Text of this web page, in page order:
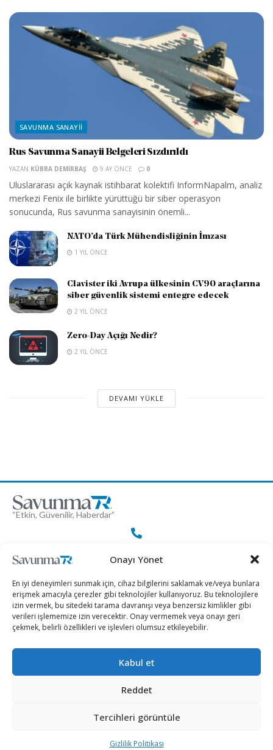
Onayı Yönet
En iyi deneyimleri sunmak için, cihaz bilgilerini saklamak ve/veya bunlara
erişmek amacıyla çerezler gibi teknolojiler kullanıyoruz. Bu teknolojilere
izin vermek, bu sitedeki tarama davranışı veya benzersiz kimlikler gibi
verileri işlememize izin verecektir. Onay vermemek veya onayı geri
çekmek, belirli özellikleri ve işlevleri olumsuz etkileyebilir.
Kabul et
Reddet
Tercihleri görüntüle
Gizlilik Politikası
SAVUNMA SANAYII
Rus Savunma Sanayii Belgeleri Sızdırıldı
YAZAN KÜBRA DEMIRBAŞ 9 AY ÖNCE 0
Uluslararası açık kaynak istihbarat kolektifi InformNapalm, analiz
merkezi Fenix ile birlikte yürüttüğü bir siber operasyon
sonucunda, Rus savunma sanayisinin önemli...
NATO’da Türk Mühendisliğinin İmzası
1 YIL ÖNCE
Clavister iki Avrupa ülkesinin CV90 araçlarına
siber güvenlik sistemi entegre edecek
2 YIL ÖNCE
Zero-Day Açığı Nedir?
2 YIL ÖNCE
DEVAMI YÜKLE
“Etkin, Güvenilir, Haberdar”
+90 530 308 17 96
iletisim@savunmatr.com
2026 © Savunma TR. Tüm Hakları Saklıdır.
Siber Güvenlik
Teknoloji